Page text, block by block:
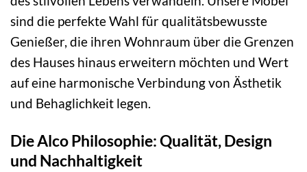
sind die perfekte Wahl für qualitätsbewusste
Genießer, die ihren Wohnraum über die Grenzen
des Hauses hinaus erweitern möchten und Wert
auf eine harmonische Verbindung von Ästhetik
und Behaglichkeit legen.
Die Alco Philosophie: Qualität, Design
und Nachhaltigkeit